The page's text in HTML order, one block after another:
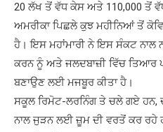
20 ਲੱਖ ਤੋਂ ਵੱਧ ਕੇਸ ਅਤੇ 110,000 ਤੋਂ
ਅਮਰੀਕਾ ਪਿਛਲੇ ਕੁਝ ਮਹੀਨਿਆਂ ਤੋਂ
ਹੈ। ਇਸ ਮਹਾਂਮਾਰੀ ਨੇ ਇਸ ਸੰਕਟ
ਕਰਨ ਨੂੰ ਅਤੇ ਜਲਦਬਾਜ਼ੀ ਵਿੱਚ ਤਿਆਰ
ਬਣਾਉਣ ਲਈ ਮਜਬੂਰ ਕੀਤਾ ਹੈ।
ਸਕੂਲ ਰਿਮੋਟ-ਲਰਨਿੰਗ ਤੇ ਚਲੇ ਗਏ ਹਨ,
ਨਾਲ ਜੁੜਨ ਲਈ ਜ਼ੂਮ ਦੀ ਵਰਤੋਂ ਕਰ ਰਹੇ